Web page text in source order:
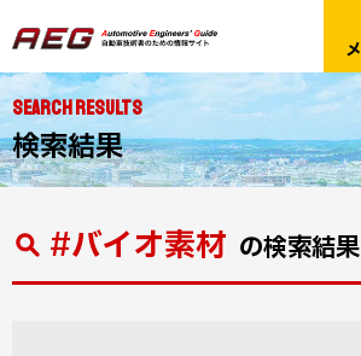
SEARCH RESULTS
検索結果
#バイオ素材 の検索結果